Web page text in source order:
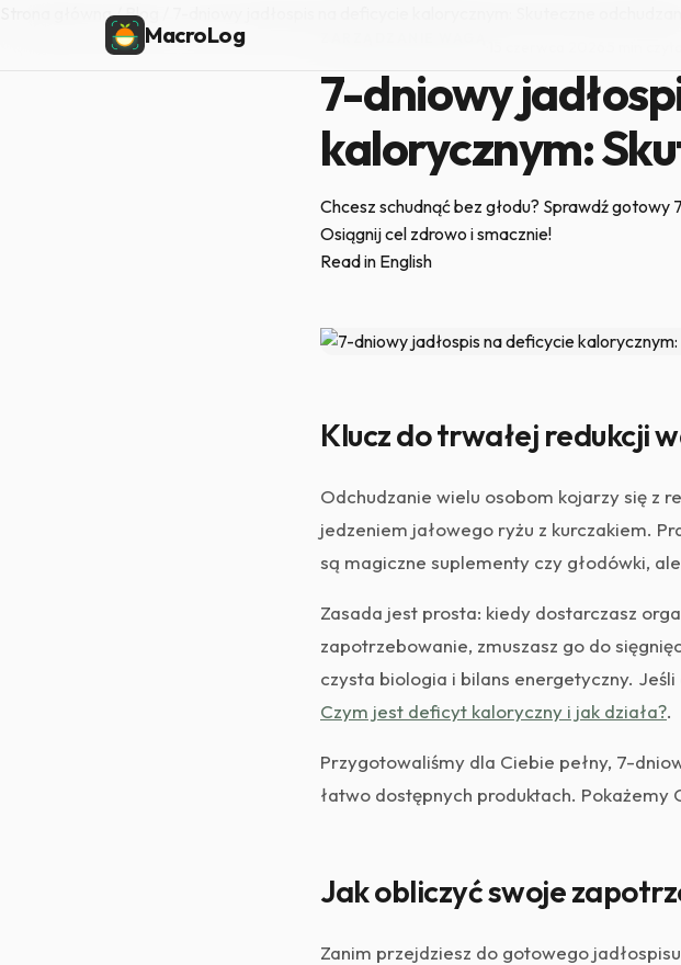
MacroLog
Strona główna/Blog
7-dniowy
kalorycznym:
Chcesz schudnąć bez głodu? Sprawdź
Osiągnij cel zdrowo i smacznie!
Read in English
Klucz do trwałej redukcji
Odchudzanie wielu osobom kojarzy się z
jedzeniem jałowego ryżu z kurczakiem.
są magiczne suplementy czy głodówki,
Zasada jest prosta: kiedy dostarczasz
zapotrzebowanie, zmuszasz go do
czysta biologia i bilans energetyczny.
Czym jest deficyt kaloryczny i jak działa?.
Przygotowaliśmy dla Ciebie pełny, 7-
łatwo dostępnych produktach. Pokażemy
Jak obliczyć swoje
Zanim przejdziesz do gotowego